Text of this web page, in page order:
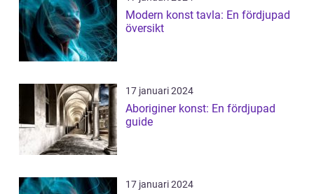
Modern konst tavla: En fördjupad
översikt
17 januari 2024
Aboriginer konst: En fördjupad
guide
17 januari 2024